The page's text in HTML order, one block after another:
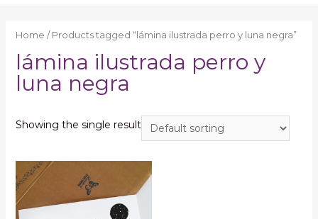
Home / Products tagged “lámina ilustrada perro y luna negra”
lámina ilustrada perro y
luna negra
Showing the single result